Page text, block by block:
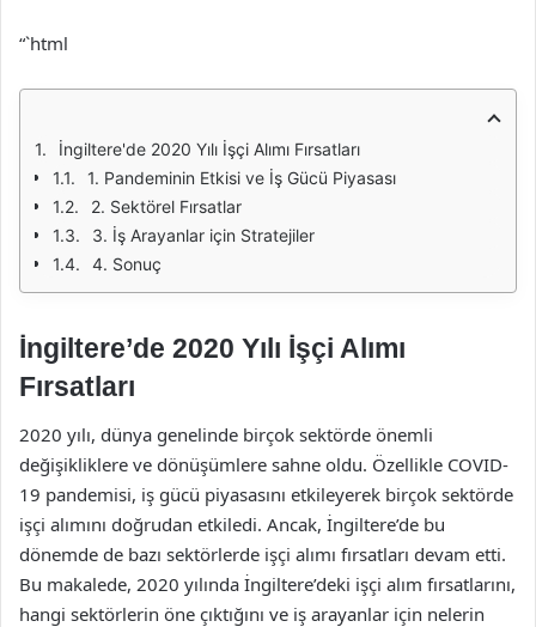
“`html
İngiltere'de 2020 Yılı İşçi Alımı Fırsatları
1. Pandeminin Etkisi ve İş Gücü Piyasası
2. Sektörel Fırsatlar
3. İş Arayanlar için Stratejiler
4. Sonuç
İngiltere’de 2020 Yılı İşçi Alımı
Fırsatları
2020 yılı, dünya genelinde birçok sektörde önemli
değişikliklere ve dönüşümlere sahne oldu. Özellikle COVID-
19 pandemisi, iş gücü piyasasını etkileyerek birçok sektörde
işçi alımını doğrudan etkiledi. Ancak, İngiltere’de bu
dönemde de bazı sektörlerde işçi alımı fırsatları devam etti.
Bu makalede, 2020 yılında İngiltere’deki işçi alım fırsatlarını,
hangi sektörlerin öne çıktığını ve iş arayanlar için nelerin